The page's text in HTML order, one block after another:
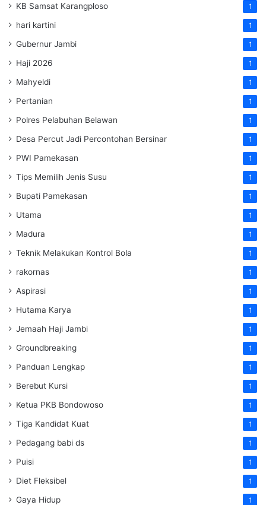
KB Samsat Karangploso 1
hari kartini 1
Gubernur Jambi 1
Haji 2026 1
Mahyeldi 1
Pertanian 1
Polres Pelabuhan Belawan 1
Desa Percut Jadi Percontohan Bersinar 1
PWI Pamekasan 1
Tips Memilih Jenis Susu 1
Bupati Pamekasan 1
Utama 1
Madura 1
Teknik Melakukan Kontrol Bola 1
rakornas 1
Aspirasi 1
Hutama Karya 1
Jemaah Haji Jambi 1
Groundbreaking 1
Panduan Lengkap 1
Berebut Kursi 1
Ketua PKB Bondowoso 1
Tiga Kandidat Kuat 1
Pedagang babi ds 1
Puisi 1
Diet Fleksibel 1
Gaya Hidup 1